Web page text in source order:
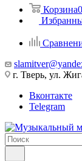
Корзина0
г. Тверь, ул.
Вконтакте
Telegram